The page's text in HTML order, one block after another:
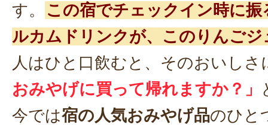
す。
この宿でチェックイン時に
ルカムドリンクが、このりんごジ
人はひと口飲むと、そのおいしさ
おみやげに買って帰れますか？」
今では宿の人気おみやげ品のひと